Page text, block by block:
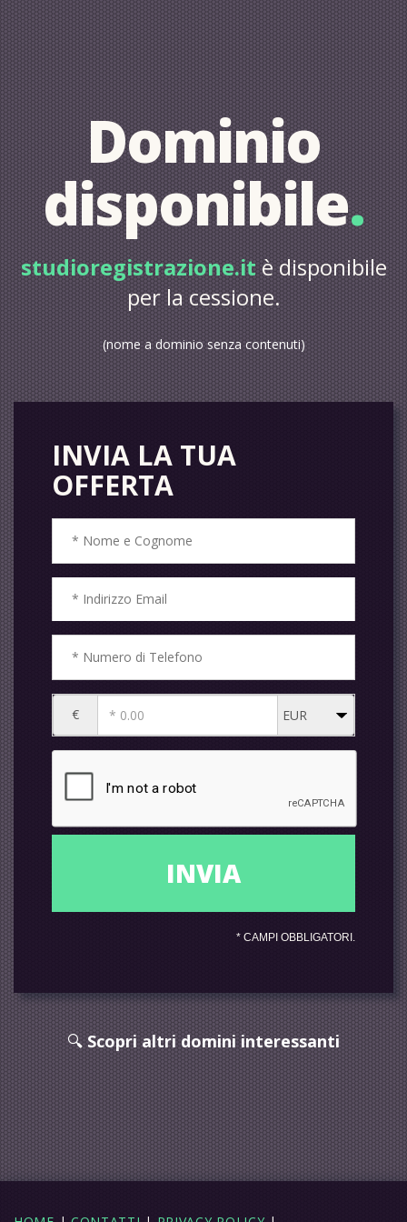
Dominio
disponibile.
studioregistrazione.itè disponibile
per la cessione.
(nome a dominio senza contenuti)
INVIA LA TUA
OFFERTA
€
* CAMPI OBBLIGATORI.
🔍Scopri altri domini interessanti